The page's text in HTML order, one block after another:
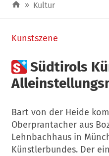
» Kultur
Kunstszene
Südtirols
Bart von der Heide
Oberprantacher aus
Lehnbachhaus in
Künstlerbundes. Der